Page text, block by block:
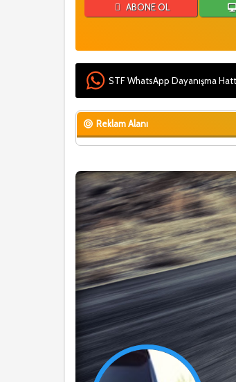
ABONE OL
STF WhatsApp Dayanışma
Reklam Alanı